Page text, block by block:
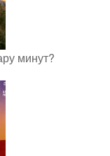
минут?